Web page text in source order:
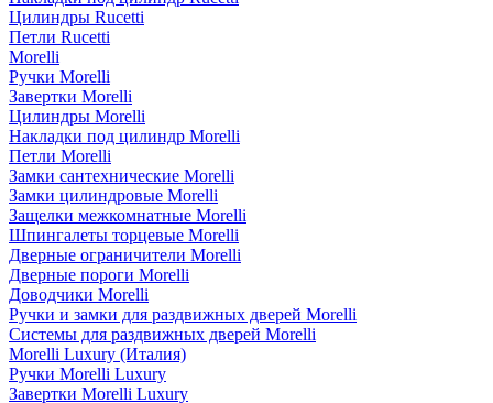
Цилиндры Rucetti
Петли Rucetti
Morelli
Ручки Morelli
Завертки Morelli
Цилиндры Morelli
Накладки под цилиндр Morelli
Петли Morelli
Замки сантехнические Morelli
Замки цилиндровые Morelli
Защелки межкомнатные Morelli
Шпингалеты торцевые Morelli
Дверные ограничители Morelli
Дверные пороги Morelli
Доводчики Morelli
Ручки и замки для раздвижных дверей Morelli
Системы для раздвижных дверей Morelli
Morelli Luxury (Италия)
Ручки Morelli Luxury
Завертки Morelli Luxury